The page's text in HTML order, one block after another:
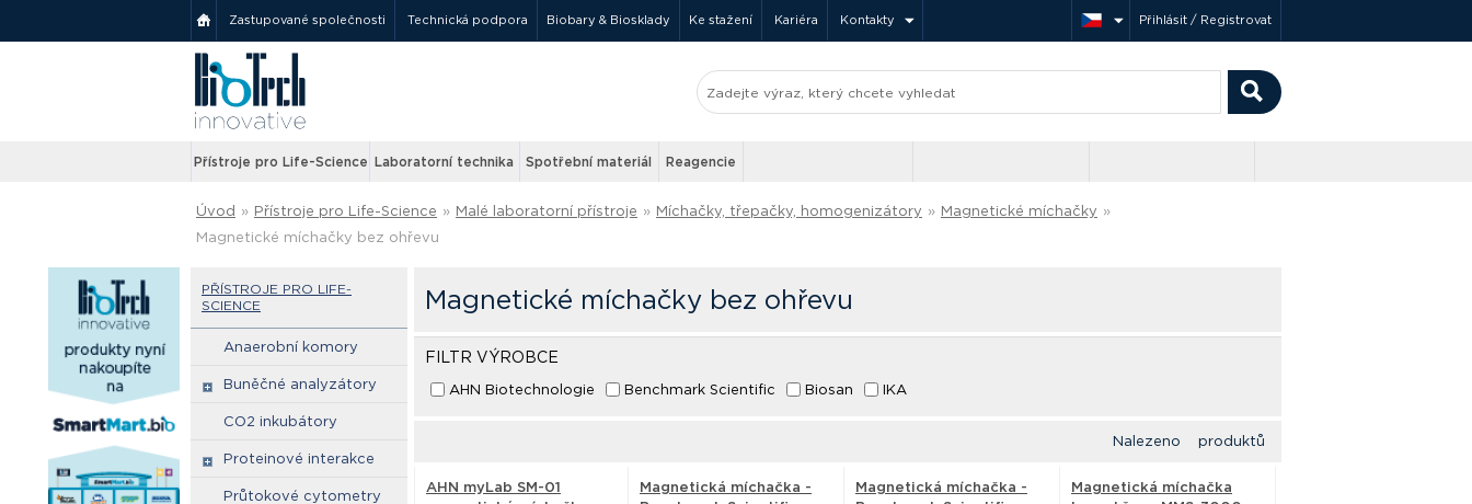
Zastupované společnosti Technická podpora Biobary & Biosklady Ke stažení Kariéra Kontakty Přihlásit / Registrovat
Přístroje pro Life-Science Laboratorní technika Spotřební materiál Reagencie
Úvod » Přístroje pro Life-Science » Malé laboratorní přístroje » Míchačky, třepačky, homogenizátory » Magnetické míchačky »
Magnetické míchačky bez ohřevu
PŘÍSTROJE PRO LIFE-
SCIENCE
Anaerobní komory
Buněčné analyzátory
CO2 inkubátory
Proteinové interakce
Průtokové cytometry
Magnetické míchačky bez ohřevu
FILTR VÝROBCE
AHN Biotechnologie Benchmark Scientific Biosan IKA
Nalezeno produktů
AHN myLab SM-01
Magnetická míchačka -
Magnetická míchačka -
Magnetická míchačka